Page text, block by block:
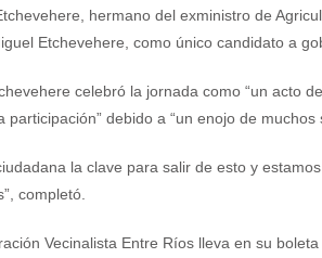
hermano del exministro de
Etchevehere, como único candidato a
celebró la jornada como “un acto
participación” debido a “un enojo de
la clave para salir de esto y
completó.
Vecinalista Entre Ríos lleva en su